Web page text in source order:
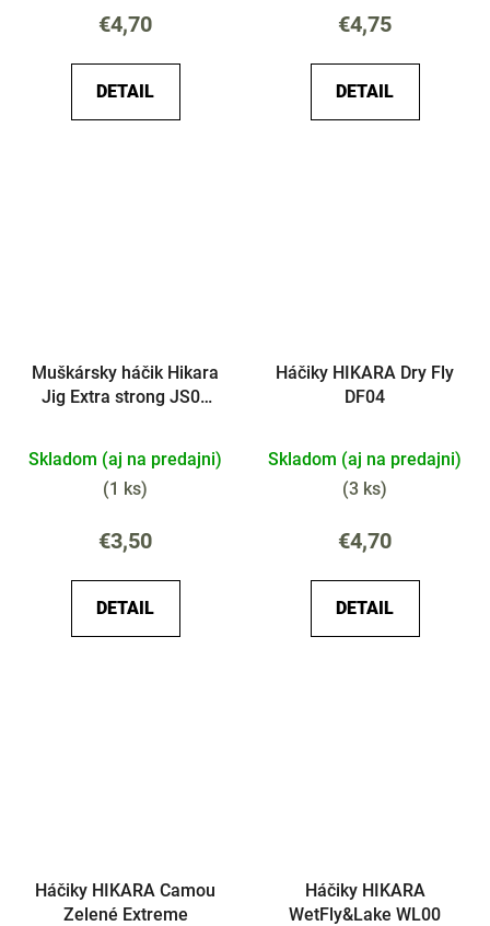
€4,70
DETAIL
€4,75
DETAIL
Muškársky háčik Hikara
Jig Extra strong JS03
Skladom (aj na predajni)
(1 ks)
€3,50
DETAIL
Háčiky HIKARA Dry Fly
DF04
Skladom (aj na predajni)
(3 ks)
€4,70
DETAIL
Háčiky HIKARA Camou
Zelené Extreme
Háčiky HIKARA
WetFly&Lake WL00